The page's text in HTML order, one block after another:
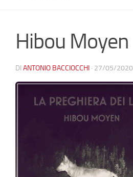
Hibou Moyen
DI ANTONIO BACCIOCCHI · 27/05/2020